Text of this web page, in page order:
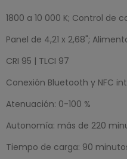
1800 a 10 000 K; Control de
Panel de 4,21 x 2,68";
CRI 95 | TLCI 97
Conexión Bluetooth y NFC
Atenuación: 0-100 %
Autonomía: más de 220
Tiempo de carga: 90